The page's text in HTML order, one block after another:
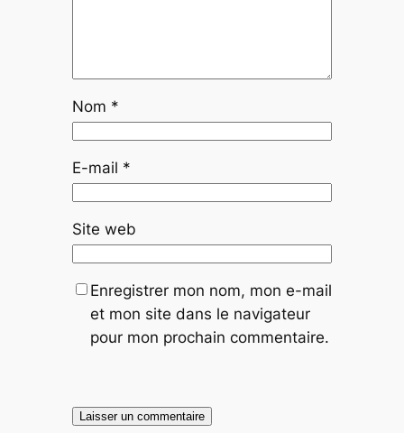
Nom *
E-mail *
Site web
Enregistrer mon nom, mon e-mail
et mon site dans le navigateur
pour mon prochain commentaire.